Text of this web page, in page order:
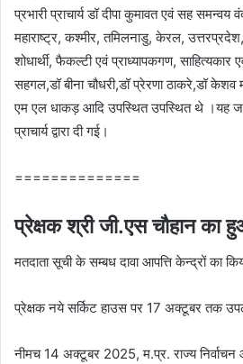
प्रभारी प्राचार्य डॉ दीपा कुमावत एवं सह समन्वय
महाराष्ट्र, कश्मीर, तमिलनाडु, केरल,
शोधार्थी, फैकल्टी एवं प्राध्यापकगण, साहित्यकार
सहगल,डॉ बीना चौधरी,डॉ प्रेरणा ठाकरे,डॉ केशव
एम एल धाकड़ आदि उपस्थित उपस्थित थे ।यह
प्राचार्य द्वारा दी गई।
==============
प्रेक्षक श्री जी.एस चौहान
मतदाता सूची के सम्‍बध दावा आपत्ति केन्‍द्रों का
प्रेक्षक नये सर्किट हाउस पर 17 अक्‍टूबर तक
नीमच 14 अक्‍टूबर 2025, म.प्र. राज्य निर्वाचन